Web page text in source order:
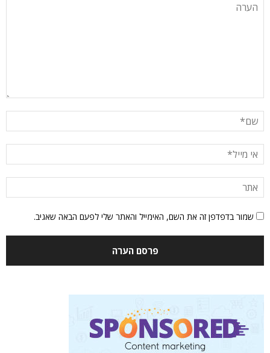
שמור בדפדפן זה את השם, האימייל והאתר שלי לפעם הבאה שאגיב.